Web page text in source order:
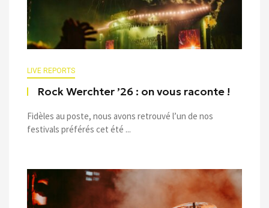
LIVE REPORTS
Rock Werchter ’26 : on vous raconte !
Fidèles au poste, nous avons retrouvé l’un de nos
festivals préférés cet été ...